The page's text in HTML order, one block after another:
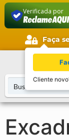
Verificada por
Faça
Cliente